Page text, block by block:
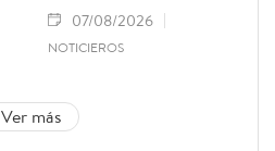
07/08/2026
NOTICIEROS
Ver más